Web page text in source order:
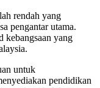
rendah yang
pengantar utama.
kebangsaan yang
untuk
pendidikan